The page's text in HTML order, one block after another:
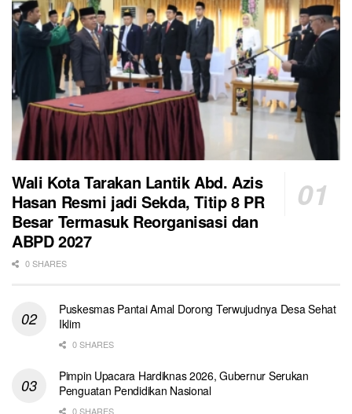
Wali Kota Tarakan Lantik Abd. Azis
Hasan Resmi jadi Sekda, Titip 8 PR
Besar Termasuk Reorganisasi dan
ABPD 2027
0 SHARES
Puskesmas Pantai Amal Dorong Terwujudnya Desa Sehat
Iklim
0 SHARES
Pimpin Upacara Hardiknas 2026, Gubernur Serukan
Penguatan Pendidikan Nasional
0 SHARES